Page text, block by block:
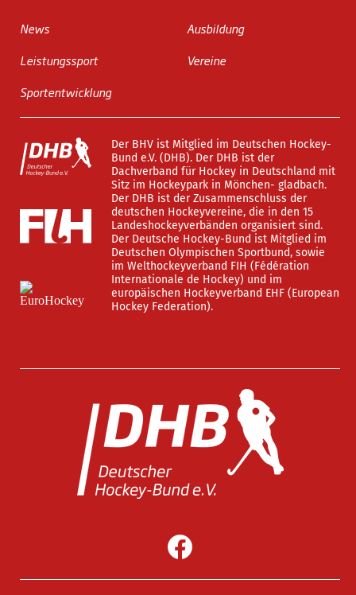
News
Leistungssport
Sportentwicklung
Ausbildung
Vereine
Der BHV ist Mitglied im Deutschen Hockey-
Bund e.V. (DHB). Der DHB ist der
Dachverband für Hockey in Deutschland mit
Sitz im Hockeypark in Mönchen- gladbach.
Der DHB ist der Zusammenschluss der
deutschen Hockeyvereine, die in den 15
Landeshockeyverbänden organisiert sind.
Der Deutsche Hockey-Bund ist Mitglied im
Deutschen Olympischen Sportbund, sowie
im Welthockeyverband FIH (Fédération
Internationale de Hockey) und im
europäischen Hockeyverband EHF (European
Hockey Federation).